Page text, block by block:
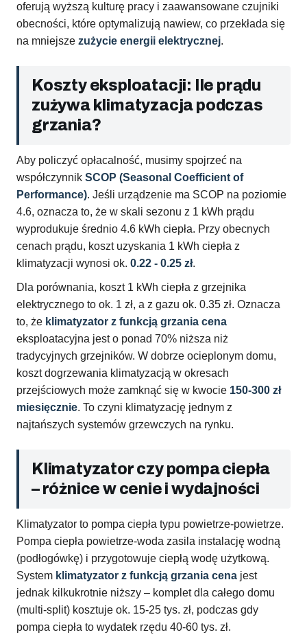
oferują wyższą kulturę pracy i zaawansowane czujniki
obecności, które optymalizują nawiew, co przekłada się
na mniejsze zużycie energii elektrycznej.
Koszty eksploatacji: Ile prądu
zużywa klimatyzacja podczas
grzania?
Aby policzyć opłacalność, musimy spojrzeć na
współczynnik SCOP (Seasonal Coefficient of
Performance). Jeśli urządzenie ma SCOP na poziomie
4.6, oznacza to, że w skali sezonu z 1 kWh prądu
wyprodukuje średnio 4.6 kWh ciepła. Przy obecnych
cenach prądu, koszt uzyskania 1 kWh ciepła z
klimatyzacji wynosi ok. 0.22 - 0.25 zł.
Dla porównania, koszt 1 kWh ciepła z grzejnika
elektrycznego to ok. 1 zł, a z gazu ok. 0.35 zł. Oznacza
to, że klimatyzator z funkcją grzania cena
eksploatacyjna jest o ponad 70% niższa niż
tradycyjnych grzejników. W dobrze ocieplonym domu,
koszt dogrzewania klimatyzacją w okresach
przejściowych może zamknąć się w kwocie 150-300 zł
miesięcznie. To czyni klimatyzację jednym z
najtańszych systemów grzewczych na rynku.
Klimatyzator czy pompa ciepła
– różnice w cenie i wydajności
Klimatyzator to pompa ciepła typu powietrze-powietrze.
Pompa ciepła powietrze-woda zasila instalację wodną
(podłogówkę) i przygotowuje ciepłą wodę użytkową.
System klimatyzator z funkcją grzania cena jest
jednak kilkukrotnie niższy – komplet dla całego domu
(multi-split) kosztuje ok. 15-25 tys. zł, podczas gdy
pompa ciepła to wydatek rzędu 40-60 tys. zł.